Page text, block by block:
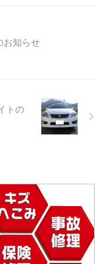
く鋭利なので鈑金修理
際に傷になる恐れが有
作業の邪魔になるので
あります。 パテを使い
した投稿 ▲当店のI ...
お知らせ
トの